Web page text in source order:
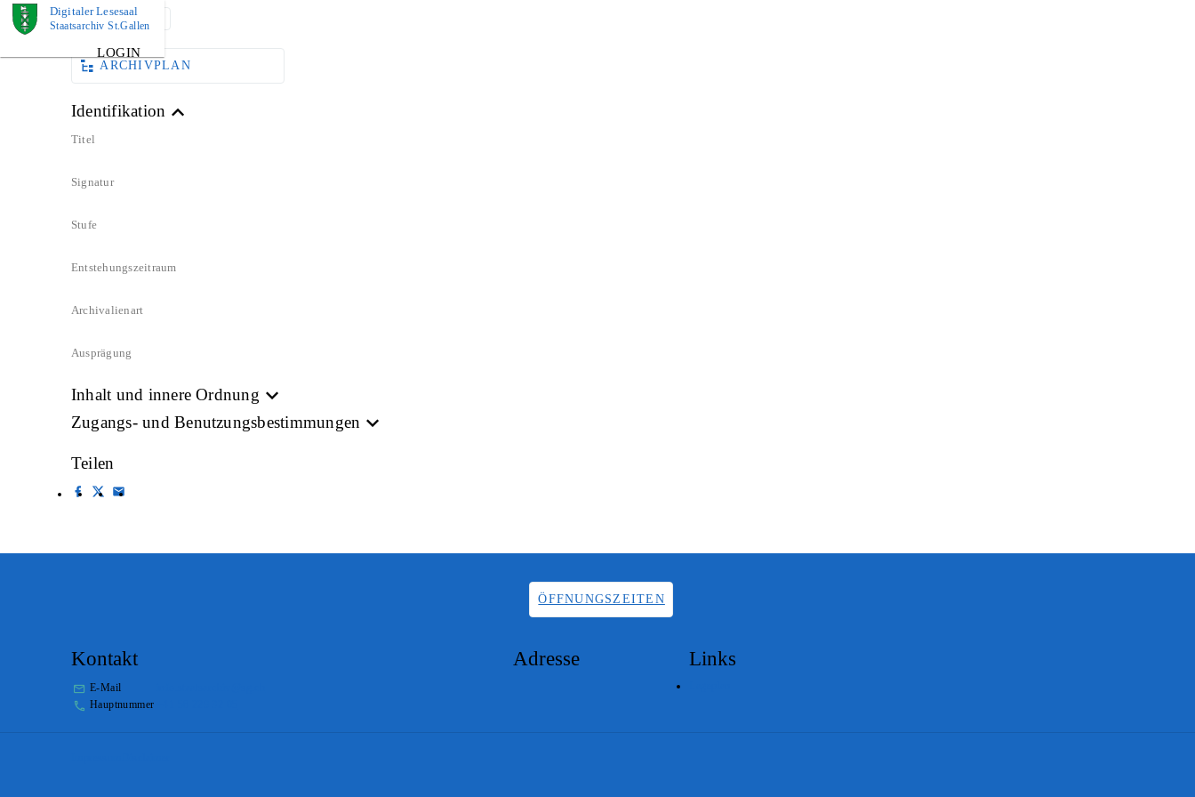
Digitaler Lesesaal
Staatsarchiv St.Gallen
LOGIN
DOKUMENT
ARCHIVPLAN
Identifikation
Titel
Signatur
Stufe
Entstehungszeitraum
Archivalienart
Ausprägung
Inhalt und innere Ordnung
Zugangs- und Benutzungsbestimmungen
Teilen
ÖFFNUNGSZEITEN
Kontakt
E-Mail
Hauptnummer
Adresse Links